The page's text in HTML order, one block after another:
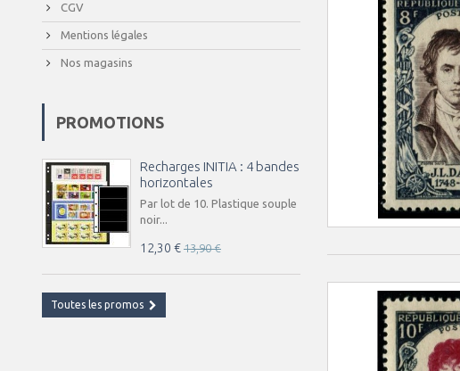
CGV
Mentions légales
Nos magasins
PROMOTIONS
Recharges INITIA : 4 bandes
horizontales
Par lot de 10. Plastique souple
noir...
12,30 € 13,90 €
Toutes les promos